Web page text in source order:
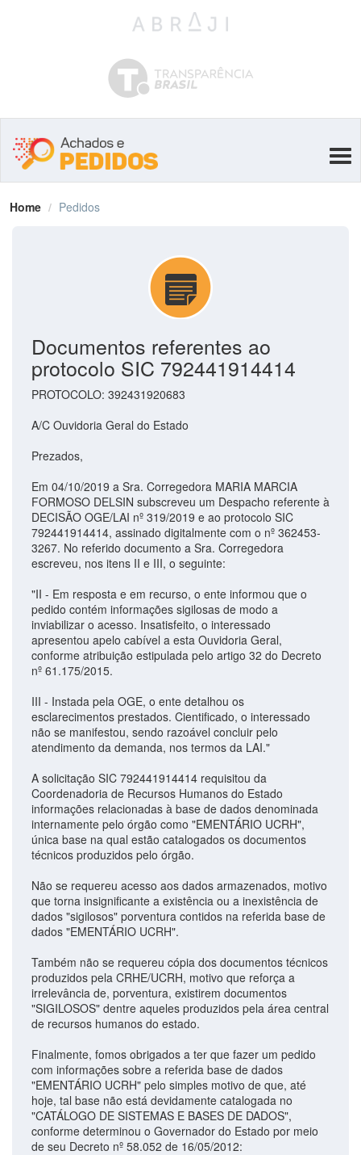
Home Pedidos
Documentos referentes ao
protocolo SIC 792441914414
PROTOCOLO: 392431920683
A/C Ouvidoria Geral do Estado
Prezados,
Em 04/10/2019 a Sra. Corregedora MARIA MARCIA
FORMOSO DELSIN subscreveu um Despacho referente à
DECISÃO OGE/LAI nº 319/2019 e ao protocolo SIC
792441914414, assinado digitalmente com o nº 362453-
3267. No referido documento a Sra. Corregedora
escreveu, nos itens II e III, o seguinte:
"II - Em resposta e em recurso, o ente informou que o
pedido contém informações sigilosas de modo a
inviabilizar o acesso. Insatisfeito, o interessado
apresentou apelo cabível a esta Ouvidoria Geral,
conforme atribuição estipulada pelo artigo 32 do Decreto
nº 61.175/2015.
III - Instada pela OGE, o ente detalhou os
esclarecimentos prestados. Cientificado, o interessado
não se manifestou, sendo razoável concluir pelo
atendimento da demanda, nos termos da LAI."
A solicitação SIC 792441914414 requisitou da
Coordenadoria de Recursos Humanos do Estado
informações relacionadas à base de dados denominada
internamente pelo órgão como "EMENTÁRIO UCRH",
única base na qual estão catalogados os documentos
técnicos produzidos pelo órgão.
Não se requereu acesso aos dados armazenados, motivo
que torna insignificante a existência ou a inexistência de
dados "sigilosos" porventura contidos na referida base de
dados "EMENTÁRIO UCRH".
Também não se requereu cópia dos documentos técnicos
produzidos pela CRHE/UCRH, motivo que reforça a
irrelevância de, porventura, existirem documentos
"SIGILOSOS" dentre aqueles produzidos pela área central
de recursos humanos do estado.
Finalmente, fomos obrigados a ter que fazer um pedido
com informações sobre a referida base de dados
"EMENTÁRIO UCRH" pelo simples motivo de que, até
hoje, tal base não está devidamente catalogada no
"CATÁLOGO DE SISTEMAS E BASES DE DADOS",
conforme determinou o Governador do Estado por meio
de seu Decreto nº 58.052 de 16/05/2012: